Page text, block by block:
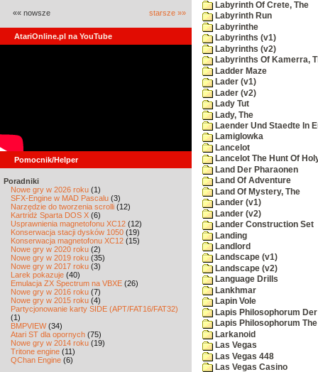
«« nowsze starsze »»
AtariOnline.pl na YouTube
Pomocnik/Helper
Poradniki
Nowe gry w 2026 roku (1)
SFX-Engine w MAD Pascalu (3)
Narzędzie do tworzenia scrolli (12)
Kartridż Sparta DOS X (6)
Usprawnienia magnetofonu XC12 (12)
Konserwacja stacji dysków 1050 (19)
Konserwacja magnetofonu XC12 (15)
Nowe gry w 2020 roku (2)
Nowe gry w 2019 roku (35)
Nowe gry w 2017 roku (3)
Larek pokazuje (40)
Emulacja ZX Spectrum na VBXE (26)
Nowe gry w 2016 roku (7)
Nowe gry w 2015 roku (4)
Partycjonowanie karty SIDE (APT/FAT16/FAT32)
(1)
BMPVIEW(34)
Atari ST dla opornych (75)
Nowe gry w 2014 roku (19)
Tritone engine (11)
QChan Engine (6)
Labyrinth Of Crete, The
Labyrinth Run
Labyrinthe
Labyrinths (v1)
Labyrinths (v2)
Labyrinths Of Kamerra,
Ladder Maze
Lader (v1)
Lader (v2)
Lady Tut
Lady, The
Laender Und Staedte In
Lamiglowka
Lancelot
Lancelot The Hunt Of
Land Der Pharaonen
Land Of Adventure
Land Of Mystery, The
Lander (v1)
Lander (v2)
Lander Construction Set
Landing
Landlord
Landscape (v1)
Landscape (v2)
Language Drills
Lankhmar
Lapin Vole
Lapis Philosophorum
Lapis Philosophorum
Larkanoid
Las Vegas
Las Vegas 448
Las Vegas Casino